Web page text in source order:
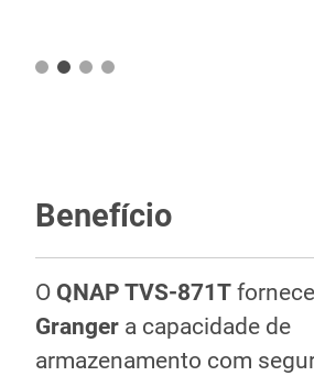
Benefício
O QNAP TVS-871T
Granger a capacidade de
armazenamento com